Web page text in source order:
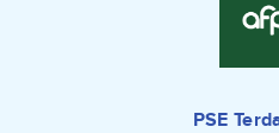
PSE